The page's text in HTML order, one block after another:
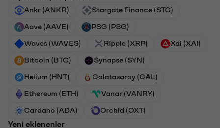
Ankr (ANKR) Stargate Finance (STG)
Aave (AAVE) PSG (PSG)
Waves (WAVES) Ripple (XRP) Xai (XAI)
Bitcoin (BTC) Synapse (SYN)
Helium (HNT) Galatasaray (GAL)
Ethereum (ETH) Vanar (VANRY)
Cardano (ADA) Orchid (OXT)
Yeni eklenenler